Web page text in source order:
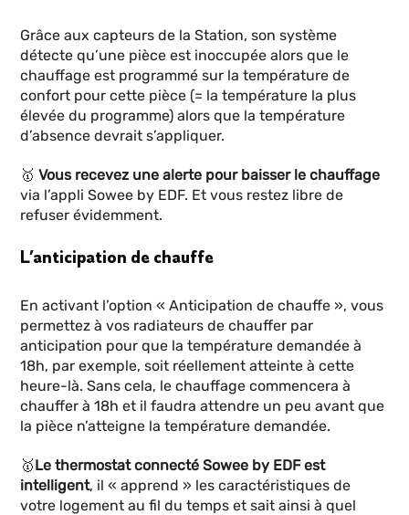
Grâce aux capteurs de la Station, son système
détecte qu’une pièce est inoccupée alors que le
chauffage est programmé sur la température de
confort pour cette pièce (= la température la plus
élevée du programme) alors que la température
d’absence devrait s’appliquer.
🥇Vous recevez une alerte pour baisser le chauffage
via l’appli Sowee by EDF. Et vous restez libre de
refuser évidemment.
L’anticipation de chauffe
En activant l’option « Anticipation de chauffe », vous
permettez à vos radiateurs de chauffer par
anticipation pour que la température demandée à
18h, par exemple, soit réellement atteinte à cette
heure-là. Sans cela, le chauffage commencera à
chauffer à 18h et il faudra attendre un peu avant que
la pièce n’atteigne la température demandée.
🥇Le thermostat connecté Sowee by EDF est
intelligent, il « apprend » les caractéristiques de
votre logement au fil du temps et sait ainsi à quel